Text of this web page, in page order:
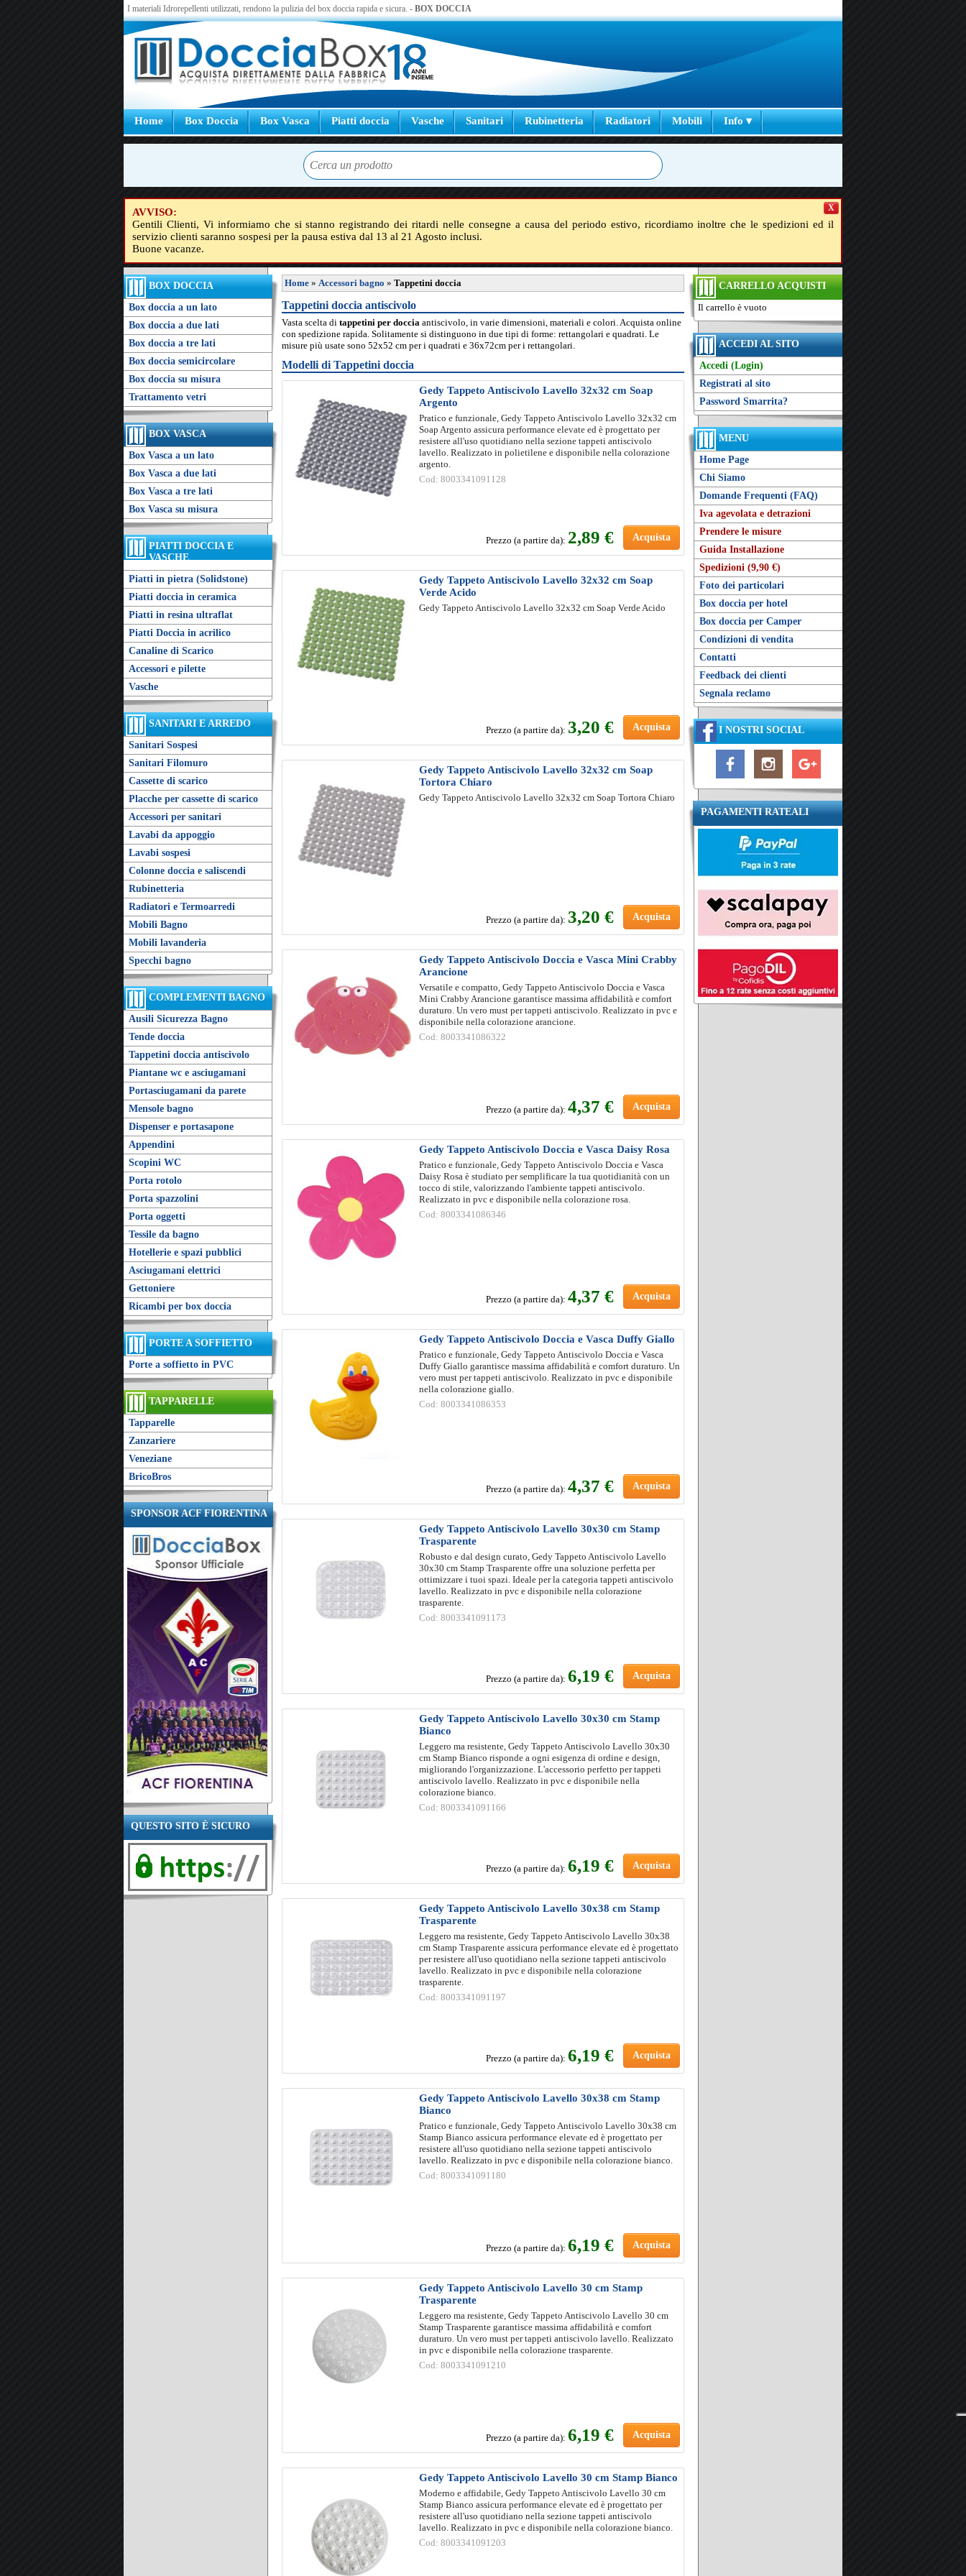
I materiali Idrorepellenti utilizzati, rendono la pulizia del box doccia rapida e sicura. - BOX DOCCIA
Home Box Doccia Box Vasca Piatti doccia Vasche Sanitari Rubinetteria Radiatori Mobili Info ▾
AVVISO:
Gentili Clienti, Vi informiamo che si stanno registrando dei ritardi nelle consegne a causa del periodo estivo, ricordiamo inoltre che le spedizioni ed il
servizio clienti saranno sospesi per la pausa estiva dal 13 al 21 Agosto inclusi.
Buone vacanze.
X
BOX DOCCIA
Box doccia a un lato
Box doccia a due lati
Box doccia a tre lati
Box doccia semicircolare
Box doccia su misura
Trattamento vetri
BOX VASCA
Box Vasca a un lato
Box Vasca a due lati
Box Vasca a tre lati
Box Vasca su misura
PIATTI DOCCIA E
VASCHE
Piatti in pietra (Solidstone)
Piatti doccia in ceramica
Piatti in resina ultraflat
Piatti Doccia in acrilico
Canaline di Scarico
Accessori e pilette
Vasche
SANITARI E ARREDO
Sanitari Sospesi
Sanitari Filomuro
Cassette di scarico
Placche per cassette di scarico
Accessori per sanitari
Lavabi da appoggio
Lavabi sospesi
Colonne doccia e saliscendi
Rubinetteria
Radiatori e Termoarredi
Mobili Bagno
Mobili lavanderia
Specchi bagno
COMPLEMENTI BAGNO
Ausili Sicurezza Bagno
Tende doccia
Tappetini doccia antiscivolo
Piantane wc e asciugamani
Portasciugamani da parete
Mensole bagno
Dispenser e portasapone
Appendini
Scopini WC
Porta rotolo
Porta spazzolini
Porta oggetti
Tessile da bagno
Hotellerie e spazi pubblici
Asciugamani elettrici
Gettoniere
Ricambi per box doccia
PORTE A SOFFIETTO
Porte a soffietto in PVC
TAPPARELLE
Tapparelle
Zanzariere
Veneziane
BricoBros
SPONSOR ACF FIORENTINA
QUESTO SITO È SICURO
CARRELLO ACQUISTI
Il carrello è vuoto
ACCEDI AL SITO
Accedi (Login)
Registrati al sito
Password Smarrita?
MENU
Home Page
Chi Siamo
Domande Frequenti (FAQ)
Iva agevolata e detrazioni
Prendere le misure
Guida Installazione
Spedizioni (9,90 €)
Foto dei particolari
Box doccia per hotel
Box doccia per Camper
Condizioni di vendita
Contatti
Feedback dei clienti
Segnala reclamo
I NOSTRI SOCIAL
PAGAMENTI RATEALI
Home » Accessori bagno » Tappetini doccia
Tappetini doccia antiscivolo
Vasta scelta di tappetini per doccia antiscivolo, in varie dimensioni, materiali e colori. Acquista online
con spedizione rapida. Solitamente si distinguono in due tipi di forme: rettangolari e quadrati. Le
misure più usate sono 52x52 cm per i quadrati e 36x72cm per i rettangolari.
Modelli di Tappetini doccia
Gedy Tappeto Antiscivolo Lavello 32x32 cm Soap
Argento
Pratico e funzionale, Gedy Tappeto Antiscivolo Lavello 32x32 cm
Soap Argento assicura performance elevate ed è progettato per
resistere all'uso quotidiano nella sezione tappeti antiscivolo
lavello. Realizzato in polietilene e disponibile nella colorazione
argento.
Cod: 8003341091128
Prezzo (a partire da): 2,89 € Acquista
Gedy Tappeto Antiscivolo Lavello 32x32 cm Soap
Verde Acido
Gedy Tappeto Antiscivolo Lavello 32x32 cm Soap Verde Acido
Prezzo (a partire da): 3,20 € Acquista
Gedy Tappeto Antiscivolo Lavello 32x32 cm Soap
Tortora Chiaro
Gedy Tappeto Antiscivolo Lavello 32x32 cm Soap Tortora Chiaro
Prezzo (a partire da): 3,20 € Acquista
Gedy Tappeto Antiscivolo Doccia e Vasca Mini Crabby
Arancione
Versatile e compatto, Gedy Tappeto Antiscivolo Doccia e Vasca
Mini Crabby Arancione garantisce massima affidabilità e comfort
duraturo. Un vero must per tappeti antiscivolo. Realizzato in pvc e
disponibile nella colorazione arancione.
Cod: 8003341086322
Prezzo (a partire da): 4,37 € Acquista
Gedy Tappeto Antiscivolo Doccia e Vasca Daisy Rosa
Pratico e funzionale, Gedy Tappeto Antiscivolo Doccia e Vasca
Daisy Rosa è studiato per semplificare la tua quotidianità con un
tocco di stile, valorizzando l'ambiente tappeti antiscivolo.
Realizzato in pvc e disponibile nella colorazione rosa.
Cod: 8003341086346
Prezzo (a partire da): 4,37 € Acquista
Gedy Tappeto Antiscivolo Doccia e Vasca Duffy Giallo
Pratico e funzionale, Gedy Tappeto Antiscivolo Doccia e Vasca
Duffy Giallo garantisce massima affidabilità e comfort duraturo. Un
vero must per tappeti antiscivolo. Realizzato in pvc e disponibile
nella colorazione giallo.
Cod: 8003341086353
Prezzo (a partire da): 4,37 € Acquista
Gedy Tappeto Antiscivolo Lavello 30x30 cm Stamp
Trasparente
Robusto e dal design curato, Gedy Tappeto Antiscivolo Lavello
30x30 cm Stamp Trasparente offre una soluzione perfetta per
ottimizzare i tuoi spazi. Ideale per la categoria tappeti antiscivolo
lavello. Realizzato in pvc e disponibile nella colorazione
trasparente.
Cod: 8003341091173
Prezzo (a partire da): 6,19 € Acquista
Gedy Tappeto Antiscivolo Lavello 30x30 cm Stamp
Bianco
Leggero ma resistente, Gedy Tappeto Antiscivolo Lavello 30x30
cm Stamp Bianco risponde a ogni esigenza di ordine e design,
migliorando l'organizzazione. L'accessorio perfetto per tappeti
antiscivolo lavello. Realizzato in pvc e disponibile nella
colorazione bianco.
Cod: 8003341091166
Prezzo (a partire da): 6,19 € Acquista
Gedy Tappeto Antiscivolo Lavello 30x38 cm Stamp
Trasparente
Leggero ma resistente, Gedy Tappeto Antiscivolo Lavello 30x38
cm Stamp Trasparente assicura performance elevate ed è progettato
per resistere all'uso quotidiano nella sezione tappeti antiscivolo
lavello. Realizzato in pvc e disponibile nella colorazione
trasparente.
Cod: 8003341091197
Prezzo (a partire da): 6,19 € Acquista
Gedy Tappeto Antiscivolo Lavello 30x38 cm Stamp
Bianco
Pratico e funzionale, Gedy Tappeto Antiscivolo Lavello 30x38 cm
Stamp Bianco assicura performance elevate ed è progettato per
resistere all'uso quotidiano nella sezione tappeti antiscivolo
lavello. Realizzato in pvc e disponibile nella colorazione bianco.
Cod: 8003341091180
Prezzo (a partire da): 6,19 € Acquista
Gedy Tappeto Antiscivolo Lavello 30 cm Stamp
Trasparente
Leggero ma resistente, Gedy Tappeto Antiscivolo Lavello 30 cm
Stamp Trasparente garantisce massima affidabilità e comfort
duraturo. Un vero must per tappeti antiscivolo lavello. Realizzato
in pvc e disponibile nella colorazione trasparente.
Cod: 8003341091210
Prezzo (a partire da): 6,19 € Acquista
Gedy Tappeto Antiscivolo Lavello 30 cm Stamp Bianco
Moderno e affidabile, Gedy Tappeto Antiscivolo Lavello 30 cm
Stamp Bianco assicura performance elevate ed è progettato per
resistere all'uso quotidiano nella sezione tappeti antiscivolo
lavello. Realizzato in pvc e disponibile nella colorazione bianco.
Cod: 8003341091203